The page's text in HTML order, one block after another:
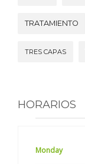
TRATAMIENTO
TRES CAPAS
HORARIOS
Monday